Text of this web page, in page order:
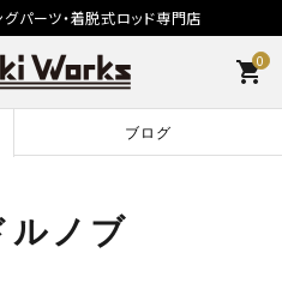
パーツ・着脱式ロッド専門店
0
shopping_cart
ブログ
ルノブ